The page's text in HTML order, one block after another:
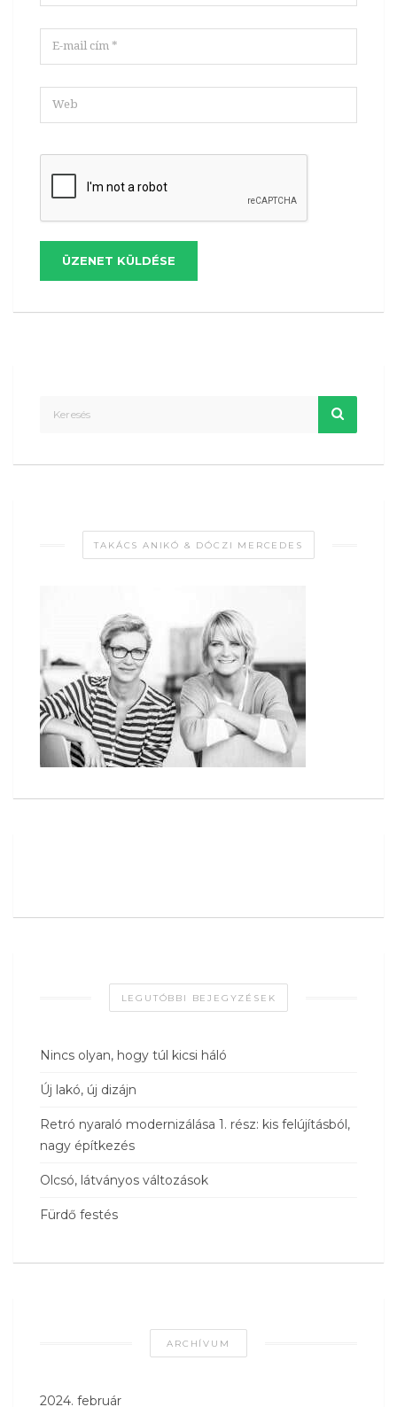
ÜZENET KÜLDÉSE
TAKÁCS ANIKÓ & DÓCZI MERCEDES
LEGUTÓBBI BEJEGYZÉSEK
Nincs olyan, hogy túl kicsi háló
Új lakó, új dizájn
Retró nyaraló modernizálása 1. rész: kis felújításból,
nagy építkezés
Olcsó, látványos változások
Fürdő festés
ARCHÍVUM
2024. február